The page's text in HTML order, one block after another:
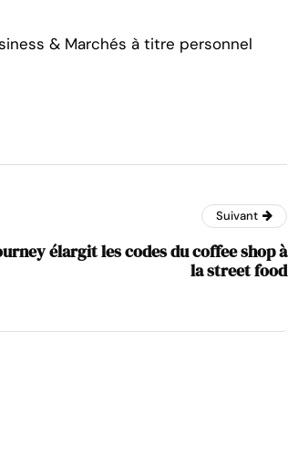
& Marchés à titre personnel
Suivant
élargit les codes du coffee shop à
la street food